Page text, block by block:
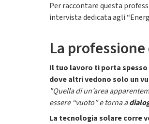
Per raccontare questa
intervista dedicata agli
La
Il tuo lavoro ti porta
dove altri vedono solo un
"Quella di un’area
essere “vuoto” e torna a
La tecnologia solare corre